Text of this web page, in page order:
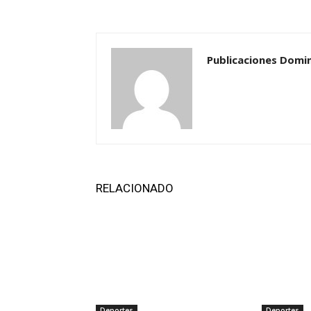
Publicaciones
RELACIONADO